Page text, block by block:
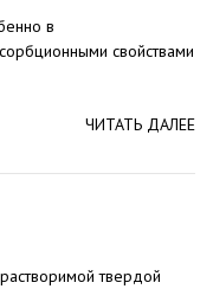
в
свойствами
ЧИТАТЬ ДАЛЕЕ
твердой